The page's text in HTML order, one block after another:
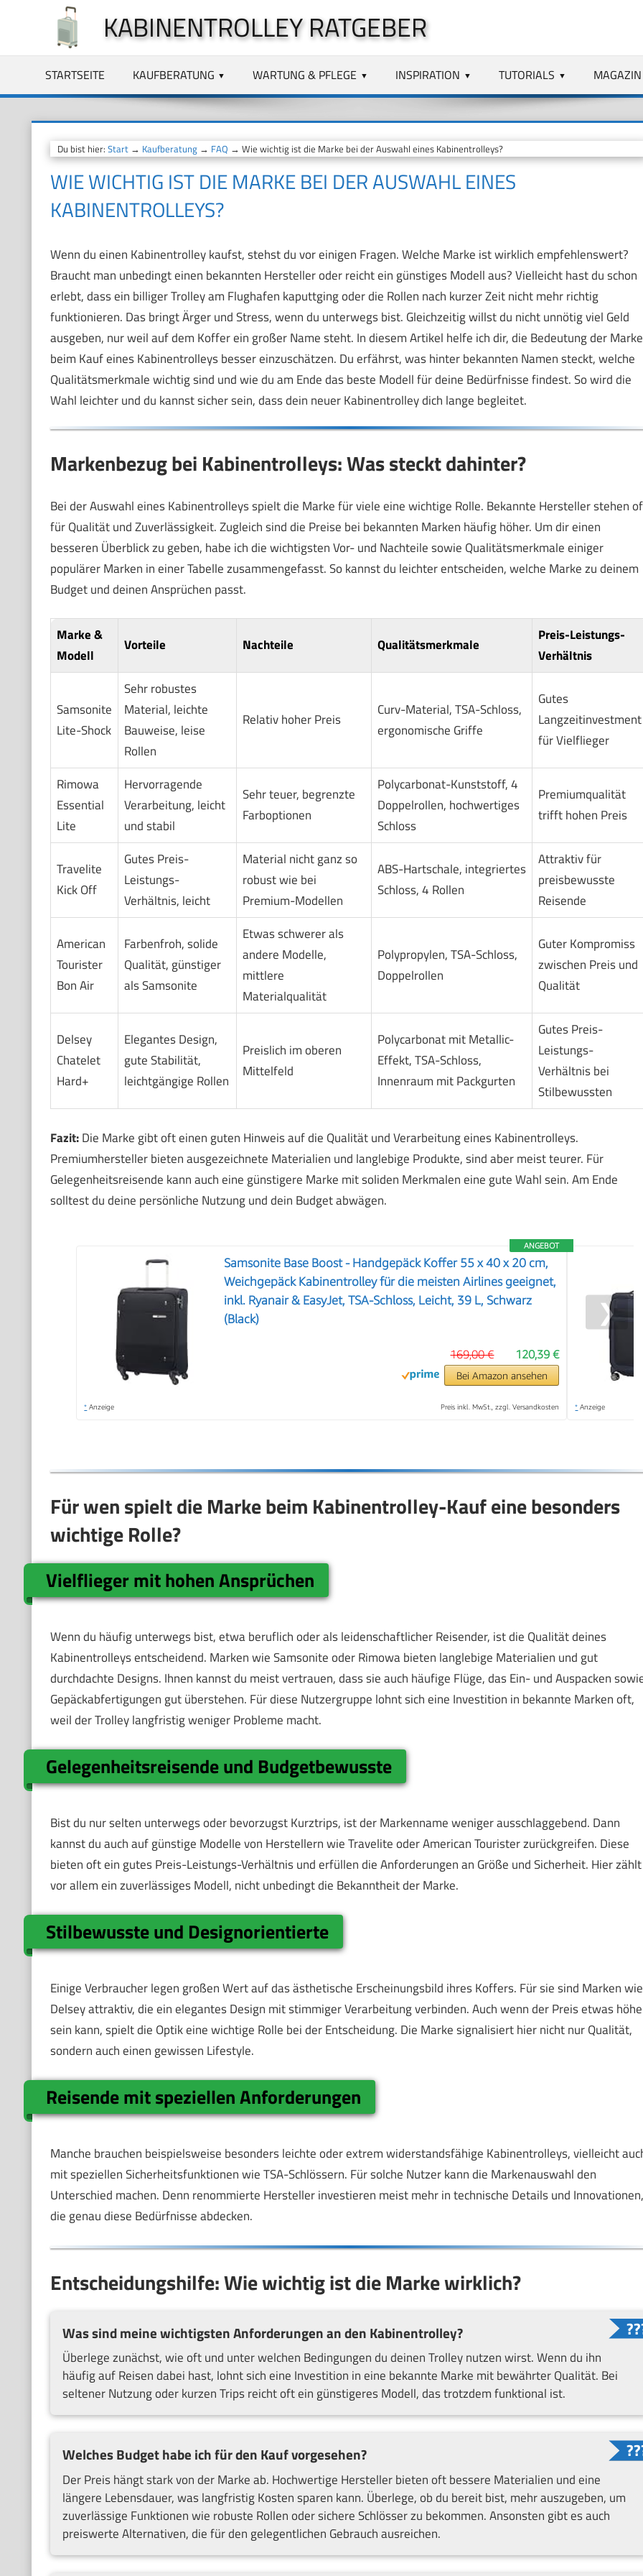
springen
KABINENTROLLEY RATGEBER
STARTSEITE KAUFBERATUNG WARTUNG & PFLEGE INSPIRATION TUTORIALS MAGAZIN
Du bist hier: Start→ Kaufberatung→ FAQ → Wie wichtig ist die Marke bei der Auswahl eines Kabinentrolleys?
WIE WICHTIG IST DIE MARKE BEI DER AUSWAHL EINES
KABINENTROLLEYS?
Wenn du einen Kabinentrolley kaufst, stehst du vor einigen Fragen. Welche Marke ist wirklich empfehlenswert?
Braucht man unbedingt einen bekannten Hersteller oder reicht ein günstiges Modell aus? Vielleicht hast du schon
erlebt, dass ein billiger Trolley am Flughafen kaputtging oder die Rollen nach kurzer Zeit nicht mehr richtig
funktionieren. Das bringt Ärger und Stress, wenn du unterwegs bist. Gleichzeitig willst du nicht unnötig viel Geld
ausgeben, nur weil auf dem Koffer ein großer Name steht. In diesem Artikel helfe ich dir, die Bedeutung der Marke
beim Kauf eines Kabinentrolleys besser einzuschätzen. Du erfährst, was hinter bekannten Namen steckt, welche
Qualitätsmerkmale wichtig sind und wie du am Ende das beste Modell für deine Bedürfnisse findest. So wird die
Wahl leichter und du kannst sicher sein, dass dein neuer Kabinentrolley dich lange begleitet.
Markenbezug bei Kabinentrolleys: Was steckt dahinter?
Bei der Auswahl eines Kabinentrolleys spielt die Marke für viele eine wichtige Rolle. Bekannte Hersteller stehen
für Qualität und Zuverlässigkeit. Zugleich sind die Preise bei bekannten Marken häufig höher. Um dir einen
besseren Überblick zu geben, habe ich die wichtigsten Vor- und Nachteile sowie Qualitätsmerkmale einiger
populärer Marken in einer Tabelle zusammengefasst. So kannst du leichter entscheiden, welche Marke zu deinem
Budget und deinen Ansprüchen passt.
Marke &
Modell
Vorteile Nachteile Qualitätsmerkmale
Preis-Leistungs-
Verhältnis
Samsonite
Lite-Shock
Sehr robustes
Material, leichte
Bauweise, leise
Rollen
Relativ hoher Preis
Curv-Material, TSA-Schloss,
ergonomische Griffe
Gutes
Langzeitinvestment
für Vielflieger
Rimowa
Essential
Lite
Hervorragende
Verarbeitung, leicht
und stabil
Sehr teuer, begrenzte
Farboptionen
Polycarbonat-Kunststoff, 4
Doppelrollen, hochwertiges
Schloss
Premiumqualität
trifft hohen Preis
Travelite
Kick Off
Gutes Preis-
Leistungs-
Verhältnis, leicht
Material nicht ganz so
robust wie bei
Premium-Modellen
ABS-Hartschale, integriertes
Schloss, 4 Rollen
Attraktiv für
preisbewusste
Reisende
American
Tourister
Bon Air
Farbenfroh, solide
Qualität, günstiger
als Samsonite
Etwas schwerer als
andere Modelle,
mittlere
Materialqualität
Polypropylen, TSA-Schloss,
Doppelrollen
Guter Kompromiss
zwischen Preis und
Qualität
Delsey
Chatelet
Hard+
Elegantes Design,
gute Stabilität,
leichtgängige Rollen
Preislich im oberen
Mittelfeld
Polycarbonat mit Metallic-
Effekt, TSA-Schloss,
Innenraum mit Packgurten
Gutes Preis-
Leistungs-
Verhältnis bei
Stilbewussten
Fazit:Die Marke gibt oft einen guten Hinweis auf die Qualität und Verarbeitung eines Kabinentrolleys.
Premiumhersteller bieten ausgezeichnete Materialien und langlebige Produkte, sind aber meist teurer. Für
Gelegenheitsreisende kann auch eine günstigere Marke mit soliden Merkmalen eine gute Wahl sein. Am Ende
solltest du deine persönliche Nutzung und dein Budget abwägen.
ANGEBOT
Samsonite Base Boost - Handgepäck Koffer 55 x 40 x 20 cm,
Weichgepäck Kabinentrolley für die meisten Airlines geeignet,
inkl. Ryanair & EasyJet, TSA-Schloss, Leicht, 39 L, Schwarz
(Black)
120,39 €
169,00 €
Bei Amazon ansehen
* Anzeige Preis inkl. MwSt., zzgl. Versandkosten * Anzeige
❯
Für wen spielt die Marke beim Kabinentrolley-Kauf eine besonders
wichtige Rolle?
Vielflieger mit hohen Ansprüchen
Wenn du häufig unterwegs bist, etwa beruflich oder als leidenschaftlicher Reisender, ist die Qualität deines
Kabinentrolleys entscheidend. Marken wie Samsonite oder Rimowa bieten langlebige Materialien und gut
durchdachte Designs. Ihnen kannst du meist vertrauen, dass sie auch häufige Flüge, das Ein- und Auspacken
Gepäckabfertigungen gut überstehen. Für diese Nutzergruppe lohnt sich eine Investition in bekannte Marken oft,
weil der Trolley langfristig weniger Probleme macht.
Gelegenheitsreisende und Budgetbewusste
Bist du nur selten unterwegs oder bevorzugst Kurztrips, ist der Markenname weniger ausschlaggebend. Dann
kannst du auch auf günstige Modelle von Herstellern wie Travelite oder American Tourister zurückgreifen. Diese
bieten oft ein gutes Preis-Leistungs-Verhältnis und erfüllen die Anforderungen an Größe und Sicherheit. Hier zählt
vor allem ein zuverlässiges Modell, nicht unbedingt die Bekanntheit der Marke.
Stilbewusste und Designorientierte
Einige Verbraucher legen großen Wert auf das ästhetische Erscheinungsbild ihres Koffers. Für sie sind Marken wie
Delsey attraktiv, die ein elegantes Design mit stimmiger Verarbeitung verbinden. Auch wenn der Preis etwas
sein kann, spielt die Optik eine wichtige Rolle bei der Entscheidung. Die Marke signalisiert hier nicht nur Qualität,
sondern auch einen gewissen Lifestyle.
Reisende mit speziellen Anforderungen
Manche brauchen beispielsweise besonders leichte oder extrem widerstandsfähige Kabinentrolleys, vielleicht
mit speziellen Sicherheitsfunktionen wie TSA-Schlössern. Für solche Nutzer kann die Markenauswahl den
Unterschied machen. Denn renommierte Hersteller investieren meist mehr in technische Details und Innovationen,
die genau diese Bedürfnisse abdecken.
Entscheidungshilfe: Wie wichtig ist die Marke wirklich?
Was sind meine wichtigsten Anforderungen an den Kabinentrolley?
Überlege zunächst, wie oft und unter welchen Bedingungen du deinen Trolley nutzen wirst. Wenn du ihn
häufig auf Reisen dabei hast, lohnt sich eine Investition in eine bekannte Marke mit bewährter Qualität. Bei
seltener Nutzung oder kurzen Trips reicht oft ein günstigeres Modell, das trotzdem funktional ist.
Welches Budget habe ich für den Kauf vorgesehen?
Der Preis hängt stark von der Marke ab. Hochwertige Hersteller bieten oft bessere Materialien und eine
längere Lebensdauer, was langfristig Kosten sparen kann. Überlege, ob du bereit bist, mehr auszugeben, um
zuverlässige Funktionen wie robuste Rollen oder sichere Schlösser zu bekommen. Ansonsten gibt es auch
preiswerte Alternativen, die für den gelegentlichen Gebrauch ausreichen.